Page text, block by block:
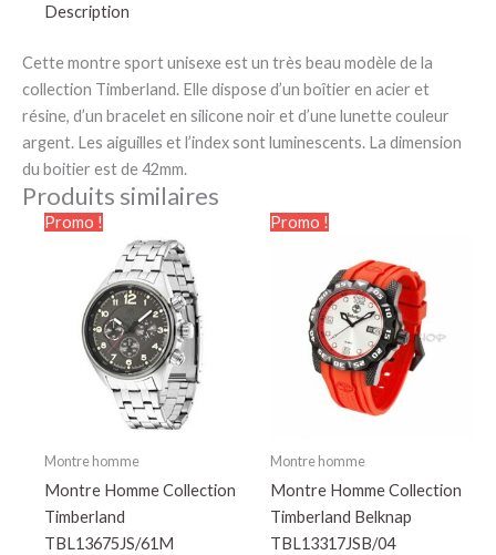
Description
Cette montre sport unisexe est un très beau modèle de la
collection Timberland. Elle dispose d’un boîtier en acier et
résine, d’un bracelet en silicone noir et d’une lunette couleur
argent. Les aiguilles et l’index sont luminescents. La dimension
du boitier est de 42mm.
Produits similaires
Promo !
Montre homme
Montre Homme Collection
Timberland
TBL13675JS/61M
initial
était :
179.00€.
prix
actuel
est :
110.98€.
Promo !
Montre homme
Montre Homme Collection
Timberland Belknap
TBL13317JSB/04
était :
125.00€.
est :
81.25€.